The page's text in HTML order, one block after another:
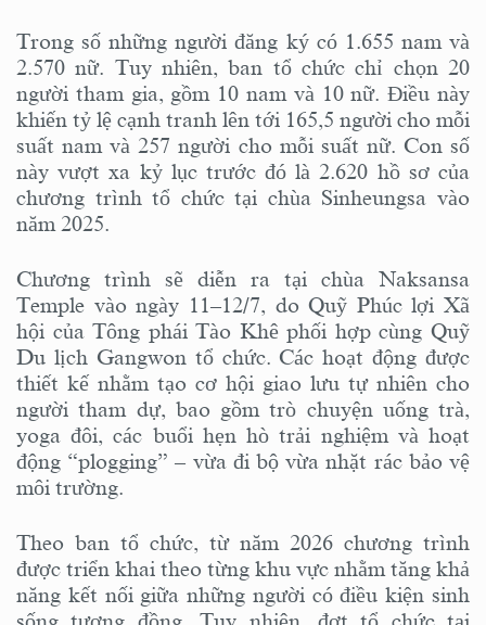
Trong số những người đăng ký có 1.655 nam và
2.570 nữ. Tuy nhiên, ban tổ chức chỉ chọn 20
người tham gia, gồm 10 nam và 10 nữ. Điều này
khiến tỷ lệ cạnh tranh lên tới 165,5 người cho mỗi
suất nam và 257 người cho mỗi suất nữ. Con số
này vượt xa kỷ lục trước đó là 2.620 hồ sơ của
chương trình tổ chức tại chùa Sinheungsa vào
năm 2025.
Chương trình sẽ diễn ra tại chùa Naksansa
Temple vào ngày 11–12/7, do Quỹ Phúc lợi Xã
hội của Tông phái Tào Khê phối hợp cùng Quỹ
Du lịch Gangwon tổ chức. Các hoạt động được
thiết kế nhằm tạo cơ hội giao lưu tự nhiên cho
người tham dự, bao gồm trò chuyện uống trà,
yoga đôi, các buổi hẹn hò trải nghiệm và hoạt
động “plogging” – vừa đi bộ vừa nhặt rác bảo vệ
môi trường.
Theo ban tổ chức, từ năm 2026 chương trình
được triển khai theo từng khu vực nhằm tăng khả
năng kết nối giữa những người có điều kiện sinh